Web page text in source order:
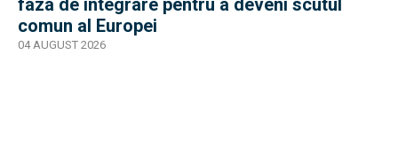
faza de integrare pentru a deveni scutul
comun al Europei
04 AUGUST 2026